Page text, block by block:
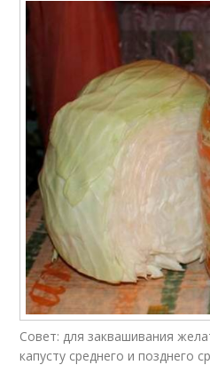
Совет: для заквашивания
капусту среднего и позднего